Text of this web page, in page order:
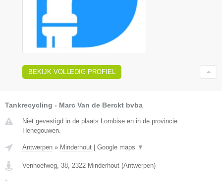
BEKIJK VOLLEDIG PROFIEL
Tankrecycling - Marc Van de Berckt bvba
Niet gevestigd in de plaats Lombise en in de provincie
Henegouwen.
Antwerpen » Minderhout | Google maps ▼
Venhoefweg, 38 2322 Minderhout (Antwerpen)